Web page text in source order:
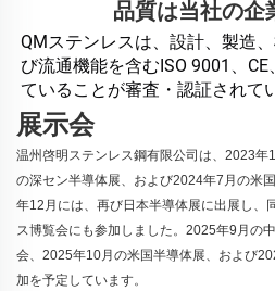
品質は当社の企
QMステンレスは、設計、製造
び流通機能を含むISO 9001、
ていることが審査・認証されて
展示会
温州啓明ステンレス鋼有限公司は、2023年
の深セン半導体展、および2024年7月の米
年12月には、再び日本半導体展に出展し、
ス博覧会にも参加しました。2025年9月の
会、2025年10月の米国半導体展、および
加を予定しています。